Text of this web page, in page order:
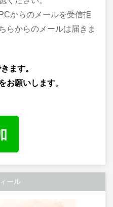
からのメールを受信拒
らからのメールは届きま
ます。
お願いします。
ール